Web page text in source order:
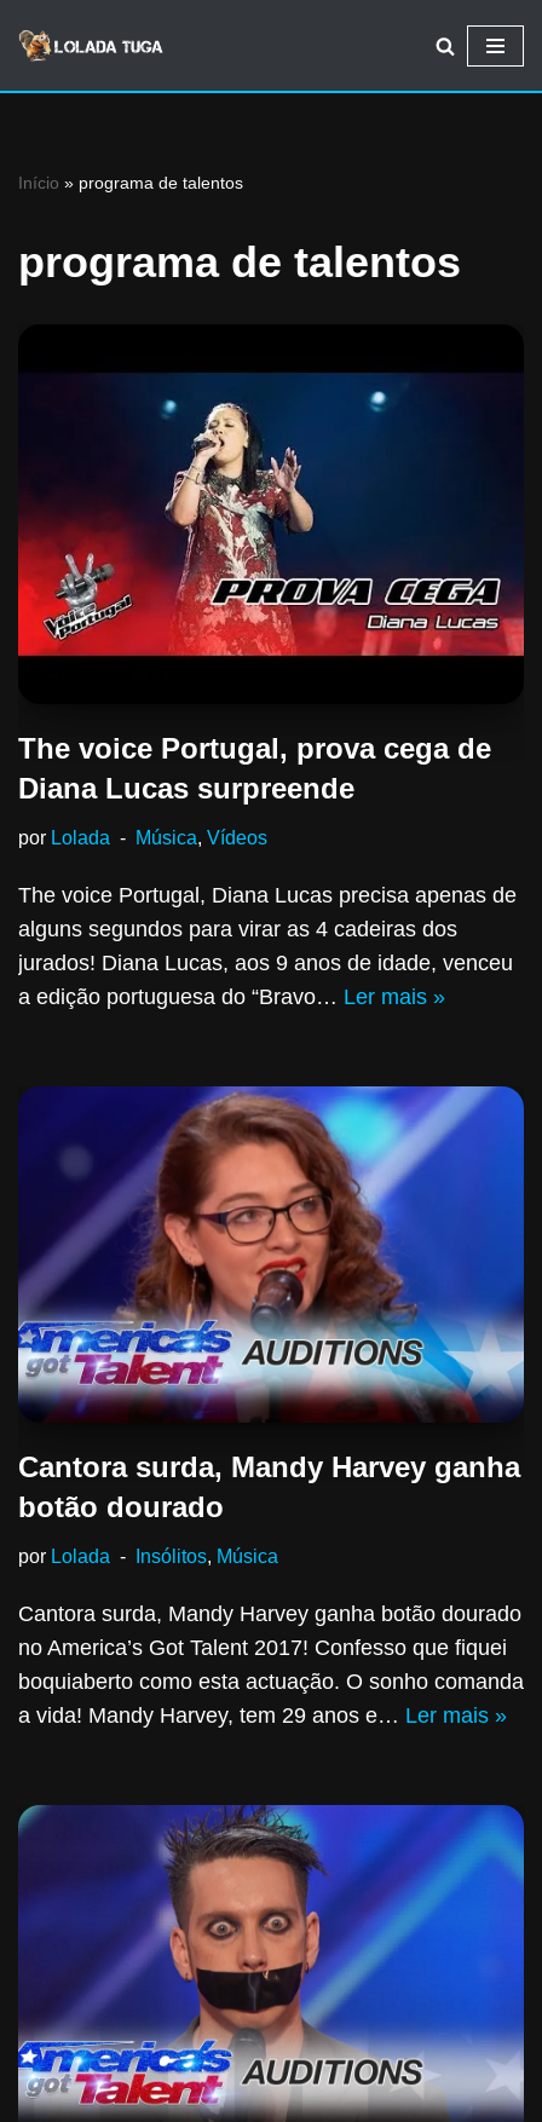
Avançar
Início » programa de talentos
programa de talentos
The voice Portugal, prova cega de
Diana Lucas surpreende
por Lolada Música Vídeos
The voice Portugal, Diana Lucas precisa apenas de
alguns segundos para virar as 4 cadeiras dos
jurados! Diana Lucas, aos 9 anos de idade, venceu
a edição portuguesa do “Bravo… Ler mais »
Cantora surda, Mandy Harvey ganha
botão dourado
por Lolada Insólitos, Música
Cantora surda, Mandy Harvey ganha botão dourado
no America’s Got Talent 2017! Confesso que fiquei
boquiaberto como esta actuação. O sonho comanda
a vida! Mandy Harvey, tem 29 anos e… Ler mais »